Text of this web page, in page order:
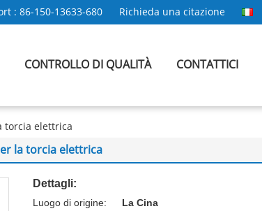
: 86-150-13633-680 Richieda una citazione
CONTROLLO DI QUALITÀ CONTATTICI
torcia elettrica
la torcia elettrica
Dettagli:
Luogo di origine:
La Cina